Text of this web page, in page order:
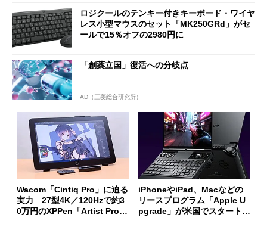
ロジクールのテンキー付きキーボード・ワイヤ
レス小型マウスのセット「MK250GRd」がセ
ールで15％オフの2980円に
「創薬立国」復活への分岐点
AD（三菱総合研究所）
Wacom「Cintiq Pro」に迫る
実力 27型4K／120Hzで約3
0万円のXPPen「Artist Pro 2
iPhoneやiPad、Macなどの
リースプログラム「Apple U
pgrade」が米国でスタート／